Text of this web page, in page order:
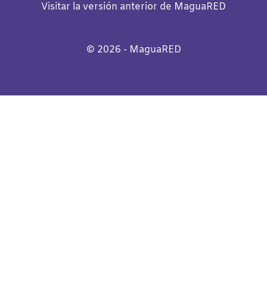
Visitar la versión anterior de MaguaRED
©️ 2026 - MaguaRED